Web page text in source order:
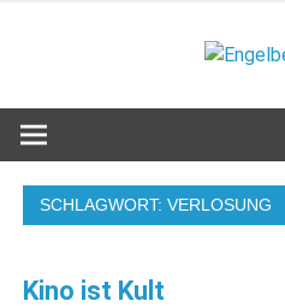
SCHLAGWORT:VERLOSUNG
Kino ist Kult